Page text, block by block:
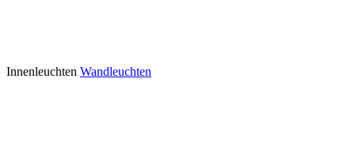
Innenleuchten Wandleuchten